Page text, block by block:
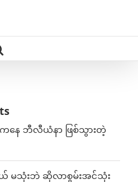
ေ ဘီလီယံနာ ဖြစ်သွားတဲ့
မသုံးဘဲ ဆိုလာစွမ်းအင်သုံး